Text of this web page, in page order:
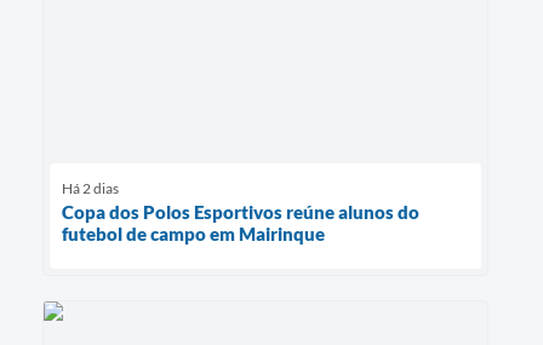
Há 2 dias
Copa dos Polos Esportivos reúne alunos do
futebol de campo em Mairinque